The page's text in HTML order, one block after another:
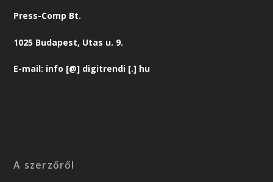
Press-Comp Bt.
1025 Budapest, Utas u. 9.
E-mail: info [@] digitrendi [.] hu
A szerzőről